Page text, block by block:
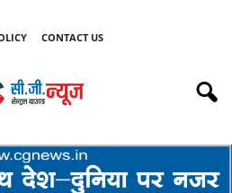
CONTACT US